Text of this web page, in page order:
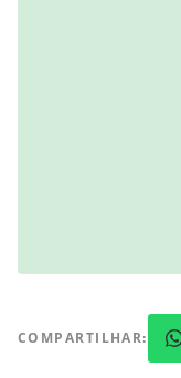
COMPARTILHAR: